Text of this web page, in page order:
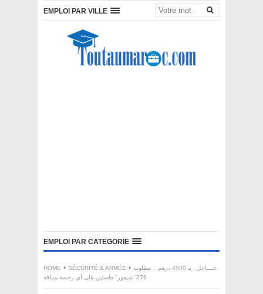
EMPLOI PAR VILLE
EMPLOI PAR CATEGORIE
HOME SÉCURITÉ & ARMÉE
عــــاجل.. بـ 4500 درهم .. مطلوب
276 “شيفور” حاصلين على أي رخصة سياقة